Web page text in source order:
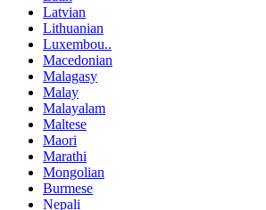
Latvian
Lithuanian
Luxembou..
Macedonian
Malagasy
Malay
Malayalam
Maltese
Maori
Marathi
Mongolian
Burmese
Nepali